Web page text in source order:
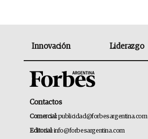
Innovación Liderazgo
Contactos
Comercial:publicidad@forbesargentina.com
Editorial:info@forbesargentina.com